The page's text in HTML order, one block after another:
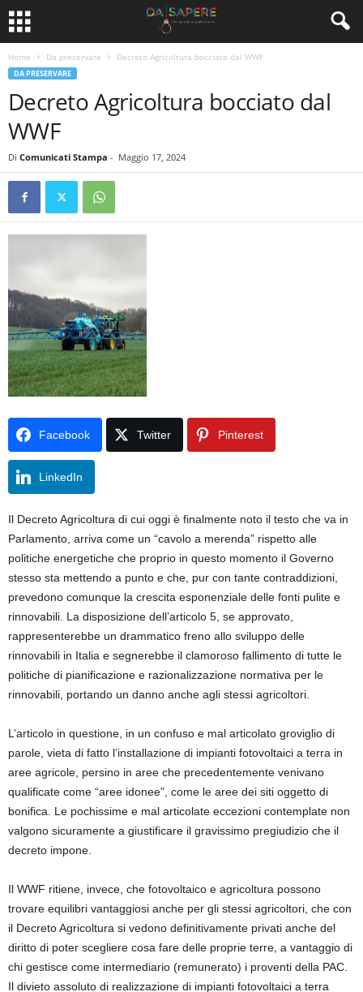
Home Da preservare Decreto Agricoltura bocciato dal WWF
DA PRESERVARE
Decreto Agricoltura bocciato dal
WWF
Di Comunicati Stampa - Maggio 17, 2024
Facebook Twitter Pinterest
LinkedIn
Il Decreto Agricoltura di cui oggi è finalmente noto il testo che va in
Parlamento, arriva come un “cavolo a merenda” rispetto alle
politiche energetiche che proprio in questo momento il Governo
stesso sta mettendo a punto e che, pur con tante contraddizioni,
prevedono comunque la crescita esponenziale delle fonti pulite e
rinnovabili. La disposizione dell’articolo 5, se approvato,
rappresenterebbe un drammatico freno allo sviluppo delle
rinnovabili in Italia e segnerebbe il clamoroso fallimento di tutte le
politiche di pianificazione e razionalizzazione normativa per le
rinnovabili, portando un danno anche agli stessi agricoltori.
L’articolo in questione, in un confuso e mal articolato groviglio di
parole, vieta di fatto l’installazione di impianti fotovoltaici a terra in
aree agricole, persino in aree che precedentemente venivano
qualificate come “aree idonee”, come le aree dei siti oggetto di
bonifica. Le pochissime e mal articolate eccezioni contemplate non
valgono sicuramente a giustificare il gravissimo pregiudizio che il
decreto impone.
Il WWF ritiene, invece, che fotovoltaico e agricoltura possono
trovare equilibri vantaggiosi anche per gli stessi agricoltori, che con
il Decreto Agricoltura si vedono definitivamente privati anche del
diritto di poter scegliere cosa fare delle proprie terre, a vantaggio di
chi gestisce come intermediario (remunerato) i proventi della PAC.
Il divieto assoluto di realizzazione di impianti fotovoltaici a terra